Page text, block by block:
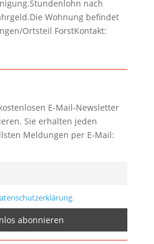
nach
Wohnung befindet
Ortsteil ForstKontakt:
E-Mail-Newsletter
Sie erhalten jeden
Meldungen per E-Mail: